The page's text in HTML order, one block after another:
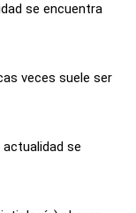
se encuentra
veces suele ser
se